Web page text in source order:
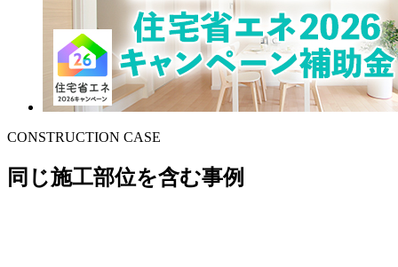
CONSTRUCTION CASE
同じ施工部位を含む事例